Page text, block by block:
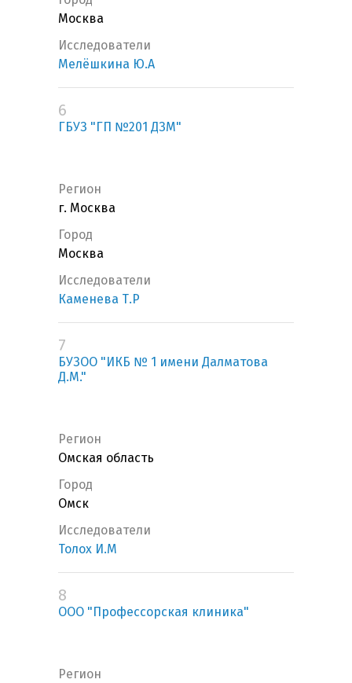
Москва
Исследователи
Мелёшкина Ю.А
6
ГБУЗ "ГП №201 ДЗМ"
Регион
г. Москва
Город
Москва
Исследователи
Каменева Т.Р
7
БУЗОО "ИКБ № 1 имени Далматова
Д.М."
Регион
Омская область
Город
Омск
Исследователи
Толох И.М
8
ООО "Профессорская клиника"
Регион